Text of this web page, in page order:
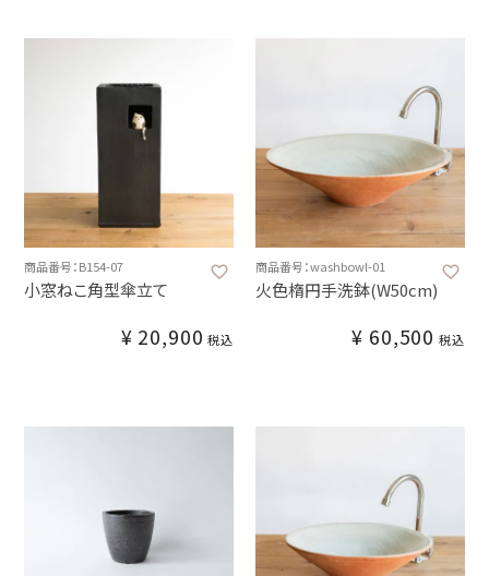
商品番号：B154-07
小窓ねこ角型傘立て
¥ 20,900 税込
商品番号：washbowl-01
火色楕円手洗鉢(W50cm)
¥ 60,500 税込